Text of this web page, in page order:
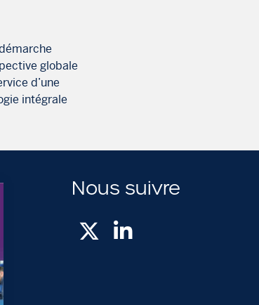
globale
d’une
intégrale
Nous suivre